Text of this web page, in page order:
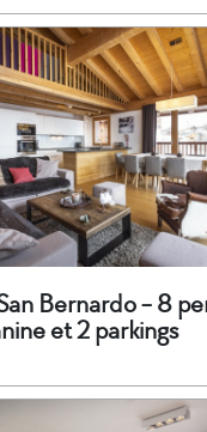
Bernardo - 8
et 2 parkings